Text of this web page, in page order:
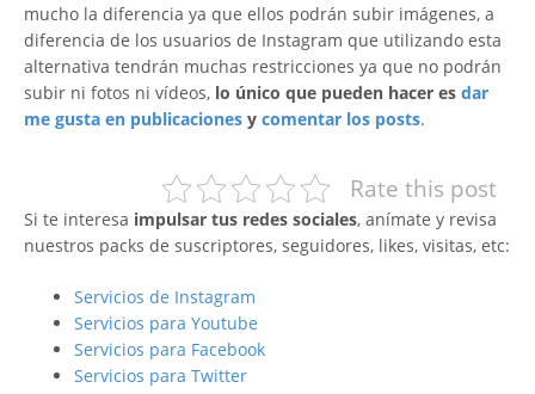
mucho la diferencia ya que ellos podrán subir imágenes, a
diferencia de los usuarios de Instagram que utilizando esta
alternativa tendrán muchas restricciones ya que no podrán
subir ni fotos ni vídeos, lo único que pueden hacer es dar
me gusta en publicaciones y comentar los posts.
Rate this post
Si te interesa impulsar tus redes sociales, anímate y revisa
nuestros packs de suscriptores, seguidores, likes, visitas, etc:
Servicios de Instagram
Servicios para Youtube
Servicios para Facebook
Servicios para Twitter